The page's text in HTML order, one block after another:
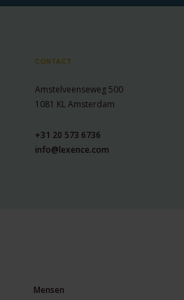
CONTACT
Amstelveenseweg 500
1081 KL Amsterdam
+31 20 573 6736
info@lexence.com
Mensen